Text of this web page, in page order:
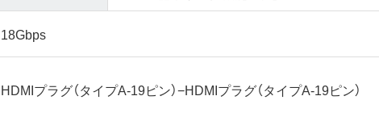
18Gbps
HDMIプラグ（タイプA-19ピン）−HDMIプラグ（タイプA-19ピン）